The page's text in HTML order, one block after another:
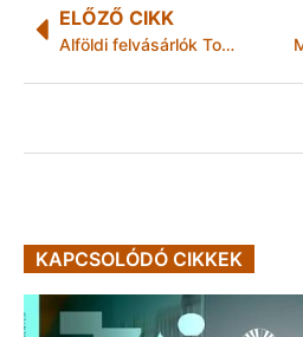
ELŐZŐ CIKK
Alföldi felvásárlók Tokaj-Hegyalján: rabolják a szőlőt?
KAPCSOLÓDÓ CIKKEK